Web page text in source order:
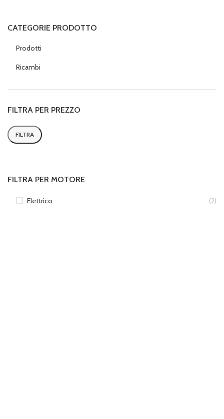
CATEGORIE PRODOTTO
Prodotti
Ricambi
FILTRA PER PREZZO
Prezzo
Prezzo
FILTRA
FILTRA PER MOTORE
Elettrico (2)